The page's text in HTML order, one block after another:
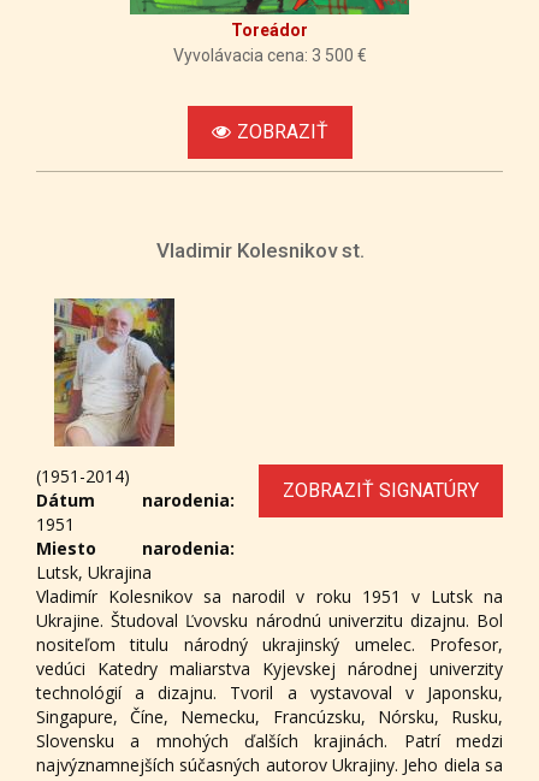
Toreádor
Vyvolávacia cena: 3 500 €
ZOBRAZIŤ
Vladimir Kolesnikov st.
ZOBRAZIŤ SIGNATÚRY
(1951-2014)
Dátum narodenia:
1951
Miesto narodenia:
Lutsk, Ukrajina
Vladimír Kolesnikov sa narodil v roku 1951 v Lutsk na
Ukrajine. Študoval Ľvovsku národnú univerzitu dizajnu. Bol
nositeľom titulu národný ukrajinský umelec. Profesor,
vedúci Katedry maliarstva Kyjevskej národnej univerzity
technológií a dizajnu. Tvoril a vystavoval v Japonsku,
Singapure, Číne, Nemecku, Francúzsku, Nórsku, Rusku,
Slovensku a mnohých ďalších krajinách. Patrí medzi
najvýznamnejších súčasných autorov Ukrajiny. Jeho diela sa